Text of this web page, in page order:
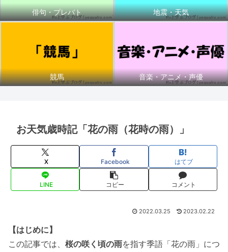
俳句・プレバト 地震・天気
競馬 音楽・アニメ・声優
お天気歳時記「花の雨（花時の雨）」
X Facebook はてブ
LINE コピー コメント
2022.03.25 2023.02.22
【はじめに】
この記事では、 桜の咲く頃の雨を指す季語「花の雨」につ